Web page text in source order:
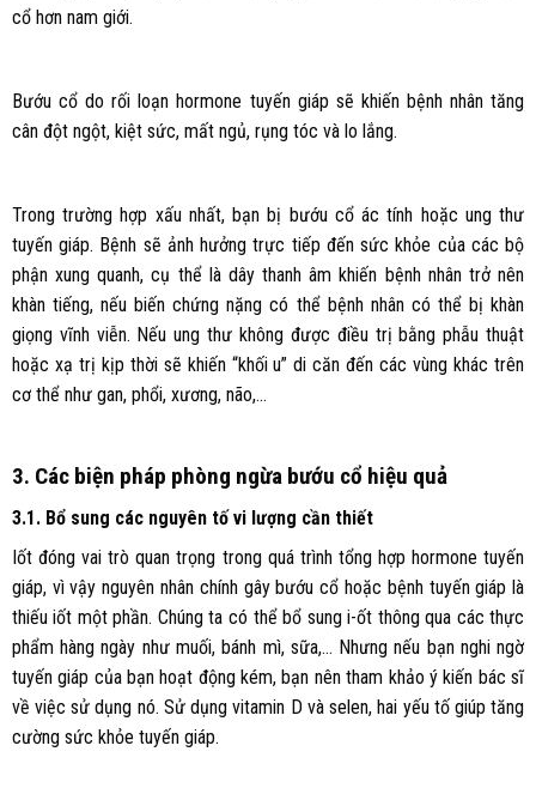
cổ hơn nam giới.
Bướu cổ do rối loạn hormone tuyến giáp sẽ khiến bệnh nhân tăng
cân đột ngột, kiệt sức, mất ngủ, rụng tóc và lo lắng.
Trong trường hợp xấu nhất, bạn bị bướu cổ ác tính hoặc ung thư
tuyến giáp. Bệnh sẽ ảnh hưởng trực tiếp đến sức khỏe của các bộ
phận xung quanh, cụ thể là dây thanh âm khiến bệnh nhân trở nên
khàn tiếng, nếu biến chứng nặng có thể bệnh nhân có thể bị khàn
giọng vĩnh viễn. Nếu ung thư không được điều trị bằng phẫu thuật
hoặc xạ trị kịp thời sẽ khiến “khối u” di căn đến các vùng khác trên
cơ thể như gan, phổi, xương, não,…
3. Các biện pháp phòng ngừa bướu cổ hiệu quả
3.1. Bổ sung các nguyên tố vi lượng cần thiết
Iốt đóng vai trò quan trọng trong quá trình tổng hợp hormone tuyến
giáp, vì vậy nguyên nhân chính gây bướu cổ hoặc bệnh tuyến giáp là
thiếu iốt một phần. Chúng ta có thể bổ sung i-ốt thông qua các thực
phẩm hàng ngày như muối, bánh mì, sữa,… Nhưng nếu bạn nghi ngờ
tuyến giáp của bạn hoạt động kém, bạn nên tham khảo ý kiến bác sĩ
về việc sử dụng nó. Sử dụng vitamin D và selen, hai yếu tố giúp tăng
cường sức khỏe tuyến giáp.